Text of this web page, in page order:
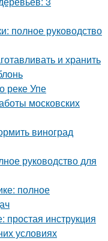
полное руководство
и хранить
реке Упе
московских
виноград
руководство для
полное
простая инструкция
условиях